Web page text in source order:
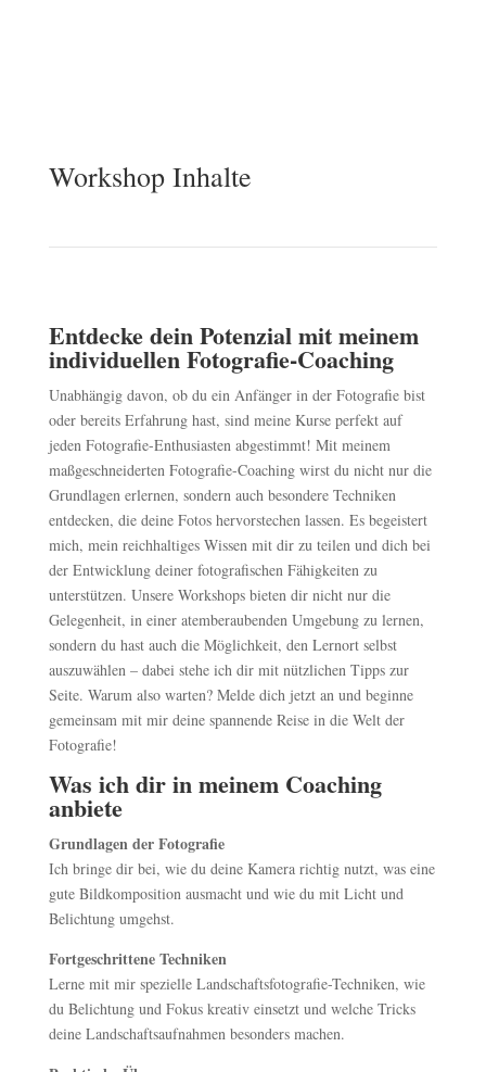
Workshop Inhalte
Entdecke dein Potenzial mit meinem
individuellen Fotografie-Coaching
Unabhängig davon, ob du ein Anfänger in der Fotografie bist
oder bereits Erfahrung hast, sind meine Kurse perfekt auf
jeden Fotografie-Enthusiasten abgestimmt! Mit meinem
maßgeschneiderten Fotografie-Coaching wirst du nicht nur die
Grundlagen erlernen, sondern auch besondere Techniken
entdecken, die deine Fotos hervorstechen lassen. Es begeistert
mich, mein reichhaltiges Wissen mit dir zu teilen und dich bei
der Entwicklung deiner fotografischen Fähigkeiten zu
unterstützen. Unsere Workshops bieten dir nicht nur die
Gelegenheit, in einer atemberaubenden Umgebung zu lernen,
sondern du hast auch die Möglichkeit, den Lernort selbst
auszuwählen – dabei stehe ich dir mit nützlichen Tipps zur
Seite. Warum also warten? Melde dich jetzt an und beginne
gemeinsam mit mir deine spannende Reise in die Welt der
Fotografie!
Was ich dir in meinem Coaching
anbiete
Grundlagen der Fotografie
Ich bringe dir bei, wie du deine Kamera richtig nutzt, was eine
gute Bildkomposition ausmacht und wie du mit Licht und
Belichtung umgehst.
Fortgeschrittene Techniken
Lerne mit mir spezielle Landschaftsfotografie-Techniken, wie
du Belichtung und Fokus kreativ einsetzt und welche Tricks
deine Landschaftsaufnahmen besonders machen.